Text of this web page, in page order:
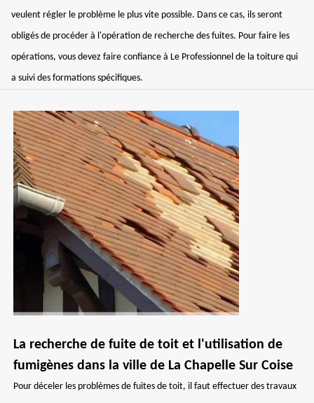
veulent régler le problème le plus vite possible. Dans ce cas, ils seront
obligés de procéder à l'opération de recherche des fuites. Pour faire les
opérations, vous devez faire confiance à Le Professionnel de la toiture qui
a suivi des formations spécifiques.
La recherche de fuite de toit et l'utilisation de
fumigènes dans la ville de La Chapelle Sur Coise
Pour déceler les problèmes de fuites de toit, il faut effectuer des travaux